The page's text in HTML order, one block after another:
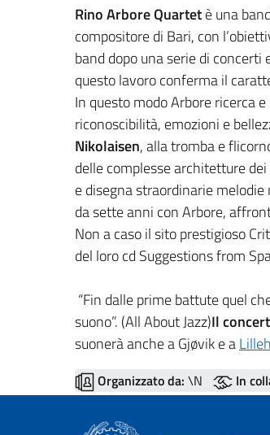
Rino Arbore Quartetè una
compositore di Bari, con
band dopo una serie di
questo lavoro conferma il
In questo modo Arbore ricerca
riconoscibilità, emozioni e
Nikolaisen, alla tromba e
delle complesse architetture
e disegna straordinarie
da sette anni con Arbore,
Non a caso il sito prestigioso
del loro cd Suggestions from
“Fin dalle prime battute quel
suono”. (All About Jazz)Il
suonerà anche a Gjøvik e a
Organizzato da: \N In